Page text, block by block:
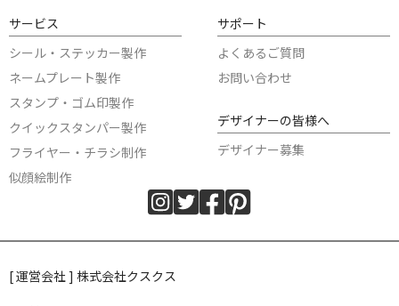
サービス
シール・ステッカー製作
ネームプレート製作
スタンプ・ゴム印製作
クイックスタンパー製作
フライヤー・チラシ制作
似顔絵制作
サポート
よくあるご質問
お問い合わせ
デザイナーの皆様へ
デザイナー募集
[ 運営会社 ] 株式会社クスクス